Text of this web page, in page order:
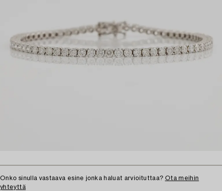
Onko sinulla vastaava esine jonka haluat arvioituttaa? Ota meihin
yhteyttä